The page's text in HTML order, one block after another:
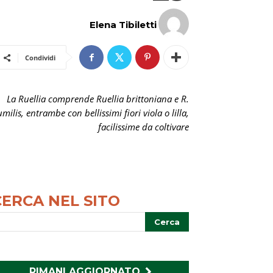
Elena Tibiletti
Condividi
La Ruellia comprende Ruellia brittoniana e R.
entrambe con bellissimi fiori viola o lilla,
facilissime da coltivare
NEL SITO